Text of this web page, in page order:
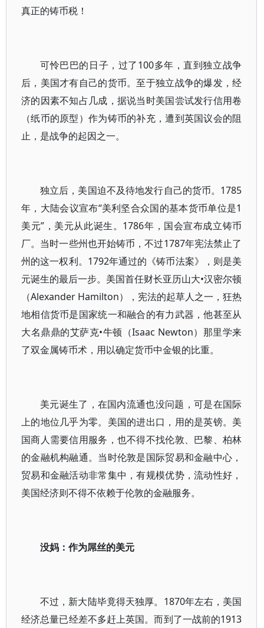
真正的铸币税！
可怜巴巴的日子，过了100多年，直到独立战争
后，美国才有自己的货币。至于独立战争的爆发，经
济的因素不知占几成，据说当时美国尝试发行信用卷
（纸币的原型）作为铸币的补充，遭到英国议会的阻
止，是战争的起因之一。
独立后，美国迫不及待地发行自己的货币。1785
年，大陆会议宣布“美利坚合众国的基本货币单位是1
美元”，美元从此诞生。1786年，国会宣布成立铸币
厂。当时一些州也开始铸币，不过1787年宪法禁止了
州的这一权利。1792年通过的《铸币法案》，则是美
元诞生的最后一步。美国首任财长亚历山大•汉密尔顿
（Alexander Hamilton），宪法的起草人之一，狂热
地相信货币是国家统一和融合的有力武器，他甚至从
大名鼎鼎的艾萨克•牛顿（Isaac Newton）那里学来
了双金属铸币术，用以确定货币中金银的比重。
美元诞生了，在国内流通也没问题，可是在国际
上的地位几乎为零。美国的进出口，用的是英镑。美
国商人需要信用服务，也不得不找伦敦、巴黎、柏林
的金融机构融通。当时伦敦是国际贸易和金融中心，
贸易和金融活动非常集中，有规模优势，流动性好，
美国经济则不得不依赖于伦敦的金融服务。
没妈：作为屌丝的美元
不过，新大陆毕竟得天独厚。1870年左右，美国
经济总量已经差不多赶上英国。而到了一战前的1913